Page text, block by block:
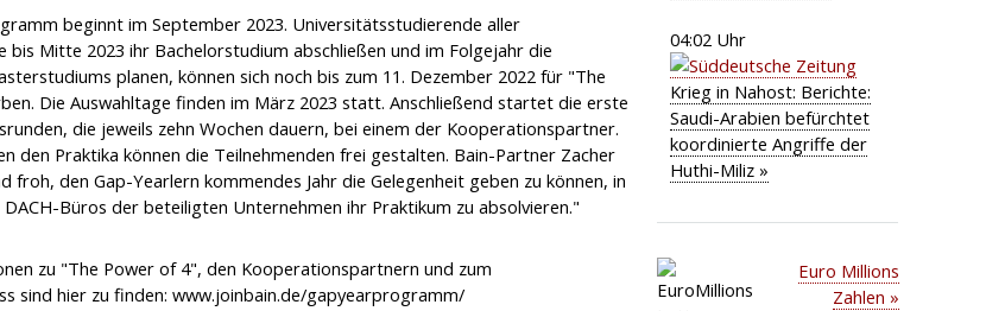
beginnt im September 2023. Universitätsstudierende aller
bis Mitte 2023 ihr Bachelorstudium abschließen und im Folgejahr die
planen, können sich noch bis zum 11. Dezember 2022 für "The
Die Auswahltage finden im März 2023 statt. Anschließend startet die erste
die jeweils zehn Wochen dauern, bei einem der Kooperationspartner.
den Praktika können die Teilnehmenden frei gestalten. Bain-Partner Zacher
froh, den Gap-Yearlern kommendes Jahr die Gelegenheit geben zu können, in
DACH-Büros der beteiligten Unternehmen ihr Praktikum zu absolvieren."
zu "The Power of 4", den Kooperationspartnern und zum
sind hier zu finden:www.joinbain.de/gapyearprogramm/
04:02 Uhr
Krieg in Nahost: Berichte:
Saudi-Arabien befürchtet
koordinierte Angriffe der
Huthi-Miliz »
Euro Millions
Zahlen »